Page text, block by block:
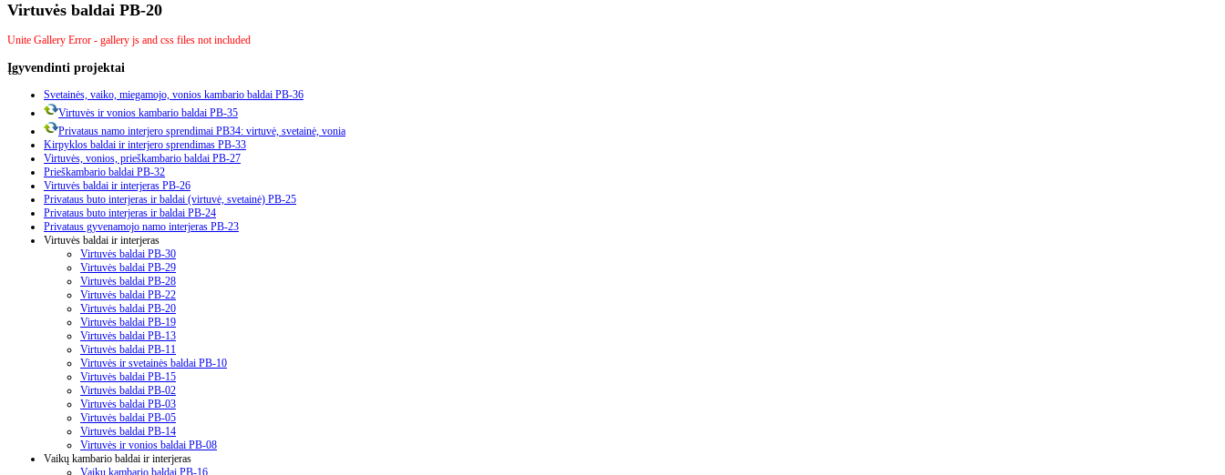
Virtuvės baldai PB-20
Unite Gallery Error - gallery js and css files not included
Įgyvendinti projektai
Svetainės, vaiko, miegamojo, vonios kambario baldai PB-36
Virtuvės ir vonios kambario baldai PB-35
Privataus namo interjero sprendimai PB34: virtuvė, svetainė, vonia
Kirpyklos baldai ir interjero sprendimas PB-33
Virtuvės, vonios, prieškambario baldai PB-27
Prieškambario baldai PB-32
Virtuvės baldai ir interjeras PB-26
Privataus buto interjeras ir baldai (virtuvė, svetainė) PB-25
Privataus buto interjeras ir baldai PB-24
Privataus gyvenamojo namo interjeras PB-23
Virtuvės baldai ir interjeras
Virtuvės baldai PB-30
Virtuvės baldai PB-29
Virtuvės baldai PB-28
Virtuvės baldai PB-22
Virtuvės baldai PB-20
Virtuvės baldai PB-19
Virtuvės baldai PB-13
Virtuvės baldai PB-11
Virtuvės ir svetainės baldai PB-10
Virtuvės baldai PB-15
Virtuvės baldai PB-02
Virtuvės baldai PB-03
Virtuvės baldai PB-05
Virtuvės baldai PB-14
Virtuvės ir vonios baldai PB-08
Vaikų kambario baldai ir interjeras
Vaikų kambario baldai PB-16